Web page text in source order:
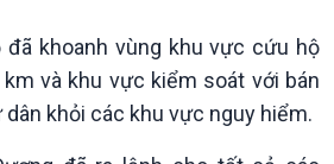
đã khoanh vùng khu vực cứu hộ
km và khu vực kiểm soát với bán
dân khỏi các khu vực nguy hiểm.